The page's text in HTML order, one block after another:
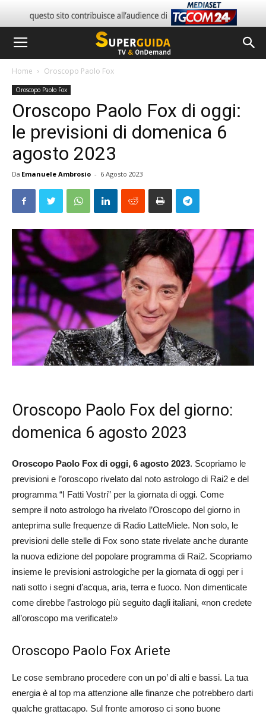
Home Oroscopo Paolo Fox
Oroscopo Paolo Fox
Oroscopo Paolo Fox di oggi:
le previsioni di domenica 6
agosto 2023
Da Emanuele Ambrosio - 6 Agosto 2023
Oroscopo Paolo Fox del giorno:
domenica 6 agosto 2023
Oroscopo Paolo Fox di oggi, 6 agosto 2023. Scopriamo le
previsioni e l’oroscopo rivelato dal noto astrologo di Rai2 e del
programma “I Fatti Vostri” per la giornata di oggi. Come
sempre il noto astrologo ha rivelato l’Oroscopo del giorno in
anteprima sulle frequenze di Radio LatteMiele. Non solo, le
previsioni delle stelle di Fox sono state rivelate anche durante
la nuova edizione del popolare programma di Rai2. Scopriamo
insieme le previsioni astrologiche per la giornata di oggi per i
nati sotto i segni d’acqua, aria, terra e fuoco. Non dimenticate
come direbbe l’astrologo più seguito dagli italiani, «non credete
all’oroscopo ma verificate!»
Oroscopo Paolo Fox Ariete
Le cose sembrano procedere con un po’ di alti e bassi. La tua
energia è al top ma attenzione alle finanze che potrebbero darti
qualche grattacapo. Sul fronte amoroso ci sono buone